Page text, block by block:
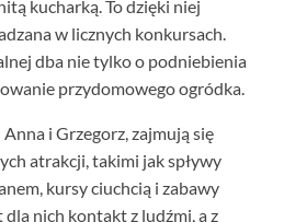
kucharką. To dzięki niej
w licznych konkursach.
dba nie tylko o podniebienia
przydomowego ogródka.
i Grzegorz, zajmują się
atrakcji, takimi jak spływy
kursy ciuchcią i zabawy
nich kontakt z ludźmi, a z